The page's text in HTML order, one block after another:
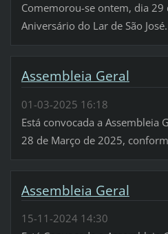
Comemorou-se ontem, dia 29
Aniversário do Lar de São
Assembleia Geral
01-03-2025 16:18
Está convocada a Assembleia
28 de Março de 2025,
Assembleia Geral
15-11-2024 14:30